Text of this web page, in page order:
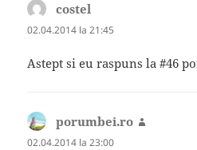
costel
02.04.2014 la 21:45
Astept si eu raspuns la #46
porumbei.ro
02.04.2014 la 23:00